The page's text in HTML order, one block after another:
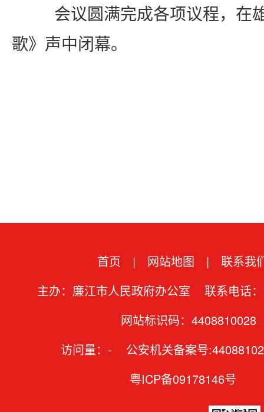
会议圆满完成各项议程，在
歌》声中闭幕。
首页 | 网站地图 |
联系我
主办：廉江市人民政府办公室 联系电话
网站标识码：4408810028
访问量： - 公安机关备案号
粤ICP备09178146号